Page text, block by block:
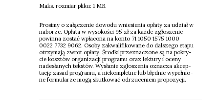
Maks. roz­miar pli­ku: 1 MB.
Pro­si­my o załą­cze­nie dowo­du wnie­sie­nia opła­ty za udział w
nabo­rze. Opła­ta w wyso­ko­ści 95 zł za każ­de zgło­sze­nie
powin­na zostać wpła­co­na na kon­to 71 1050 1575 1000
0022 7732 9062. Oso­by zakwa­li­fi­ko­wa­ne do dal­sze­go eta­pu
otrzy­ma­ją zwrot opła­ty. Środ­ki prze­zna­czo­ne są na pokry­
cie kosz­tów orga­ni­za­cji pro­gra­mu oraz lek­tu­ry i oce­ny
nade­sła­nych tek­stów. Wysła­nie zgło­sze­nia ozna­cza akcep­
ta­cję zasad pro­gra­mu, a nie­kom­plet­ne lub błęd­nie wypeł­nio­
ne for­mu­la­rze mogą skut­ko­wać odrzu­ce­niem pro­po­zy­cji.